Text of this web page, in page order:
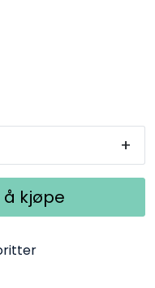
+
å kjøpe